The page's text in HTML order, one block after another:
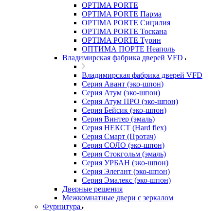
OPTIMA PORTE
OPTIMA PORTE Парма
OPTIMA PORTE Сицилия
OPTIMA PORTE Тоскана
OPTIMA PORTE Турин
ОПТИМА ПОРТЕ Неаполь
Владимирская фабрика дверей VFD
Владимирская фабрика дверей VFD
Серия Авант (эко-шпон)
Серия Атум (эко-шпон)
Серия Атум ПРО (эко-шпон)
Серия Бейсик (эко-шпон)
Серия Винтер (эмаль)
Серия НЕКСТ (Hard flex)
Серия Смарт (Протач)
Серия СОЛО (эко-шпон)
Серия Стокгольм (эмаль)
Серия УРБАН (эко-шпон)
Серия Элегант (эко-шпон)
Серия Эмалекс (эко-шпон)
Дверные решения
Межкомнатные двери c зеркалом
Фурнитура